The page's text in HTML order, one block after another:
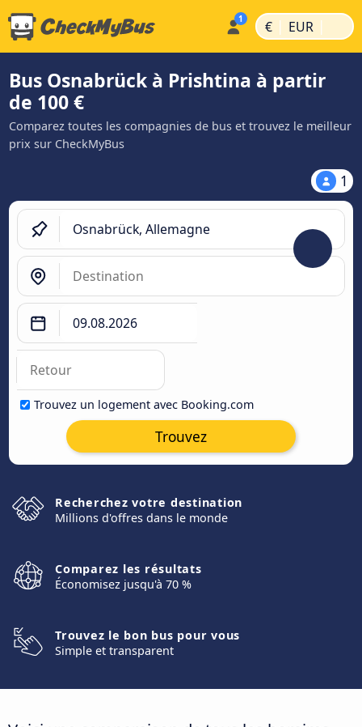
€ | EUR |
Bus Osnabrück à Prishtina à partir
de 100 €
Comparez toutes les compagnies de bus et trouvez le meilleur
prix sur CheckMyBus
1
Trouvez un logement avec Booking.com
Trouvez
Recherchez votre destination
Millions d'offres dans le monde
Comparez les résultats
Économisez jusqu'à 70 %
Trouvez le bon bus pour vous
Simple et transparent